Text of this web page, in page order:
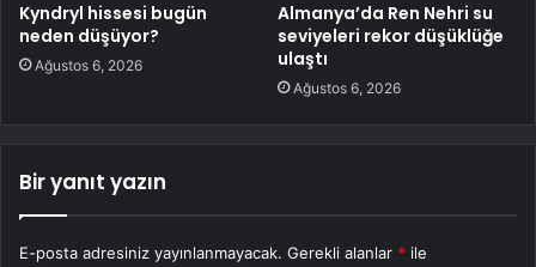
Kyndryl hissesi bugün
neden düşüyor?
Ağustos 6, 2026
Almanya’da Ren Nehri su
seviyeleri rekor düşüklüğe
ulaştı
Ağustos 6, 2026
Bir yanıt yazın
E-posta adresiniz yayınlanmayacak. Gerekli alanlar * ile